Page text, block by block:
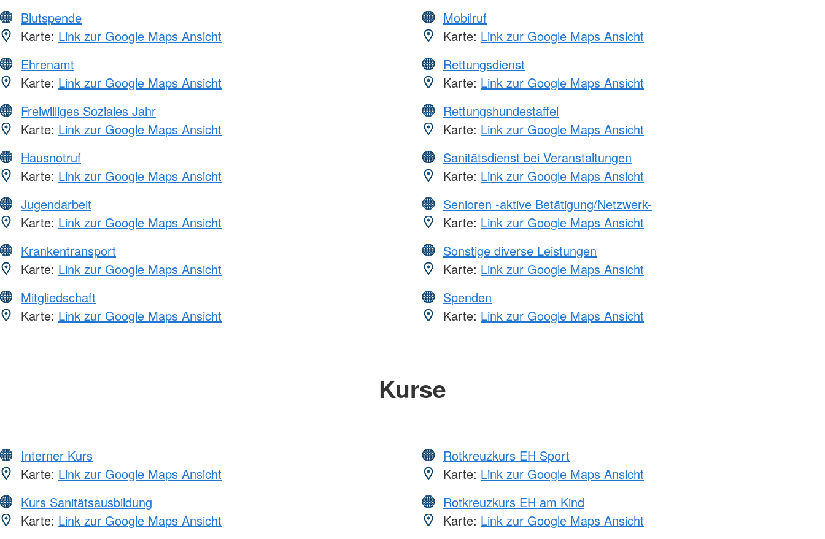
Blutspende
Karte: Link zur Google Maps Ansicht
Ehrenamt
Karte: Link zur Google Maps Ansicht
Freiwilliges Soziales Jahr
Karte: Link zur Google Maps Ansicht
Hausnotruf
Karte: Link zur Google Maps Ansicht
Jugendarbeit
Karte: Link zur Google Maps Ansicht
Krankentransport
Karte: Link zur Google Maps Ansicht
Mitgliedschaft
Karte: Link zur Google Maps Ansicht
Mobilruf
Karte: Link zur Google Maps Ansicht
Rettungsdienst
Karte: Link zur Google Maps Ansicht
Rettungshundestaffel
Karte: Link zur Google Maps Ansicht
Sanitätsdienst bei Veranstaltungen
Karte: Link zur Google Maps Ansicht
Senioren -aktive Betätigung/Netzwerk-
Karte: Link zur Google Maps Ansicht
Sonstige diverse Leistungen
Karte: Link zur Google Maps Ansicht
Spenden
Karte: Link zur Google Maps Ansicht
Kurse
Interner Kurs
Karte: Link zur Google Maps Ansicht
Kurs Sanitätsausbildung
Karte: Link zur Google Maps Ansicht
Rotkreuzkurs EH Sport
Karte: Link zur Google Maps Ansicht
Rotkreuzkurs EH am Kind
Karte: Link zur Google Maps Ansicht